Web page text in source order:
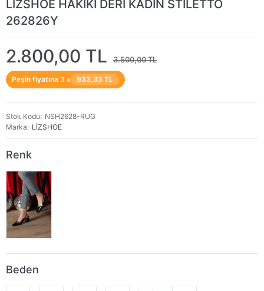
LİZSHOE HAKİKİ DERİ KADIN STİLETTO
262826Y
2.800,00 TL 3.500,00 TL
Peşin fiyatına 3 x 933,33 TL
Stok Kodu
NSH2628-RUG
Marka
LİZSHOE
Renk
Beden